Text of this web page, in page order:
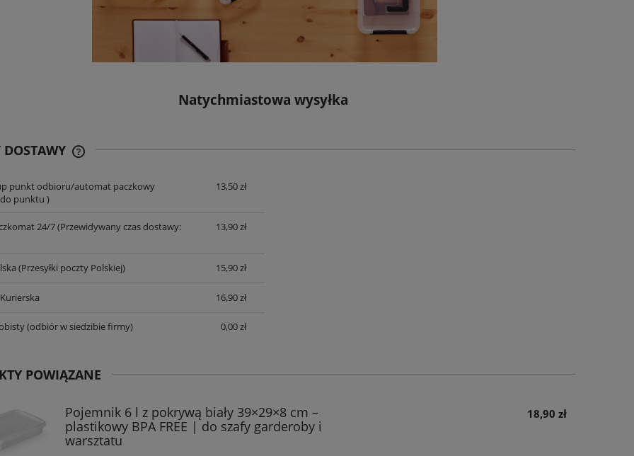
Natychmiastowa wysyłka
DOSTAWY
CENA NIE ZAWIERA EWENTUALNYCH
punkt odbioru/automat paczkowy
punktu )
13,50 zł
24/7(Przewidywany czas dostawy: 13,90 zł
(Przesyłki poczty Polskiej) 15,90 zł
16,90 zł
(odbiór w siedzibie firmy) 0,00 zł
POWIĄZANE
Pojemnik 6 l z pokrywą biały 39×29×8 cm –
plastikowy BPA FREE | do szafy garderoby i
warsztatu
18,90 zł